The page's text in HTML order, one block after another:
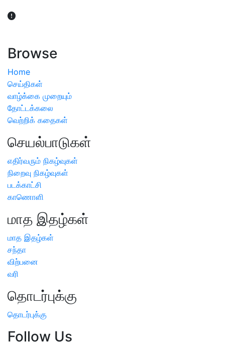
Browse
Home
செய்திகள்
வாழ்க்கை முறையும்
தோட்டக்கலை
வெற்றிக் கதைகள்
செயல்பாடுகள்
எதிர்வரும் நிகழ்வுகள்
நிறைவு நிகழ்வுகள்
படக்காட்சி
காணொளி
மாத இதழ்கள்
மாத இதழ்கள்
சந்தா
விற்பனை
வரி
தொடர்புக்கு
தொடர்புக்கு
Follow Us